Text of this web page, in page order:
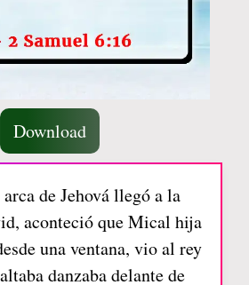
Download
de Jehová llegó a la
aconteció que Mical hija
una ventana, vio al rey
danzaba delante de